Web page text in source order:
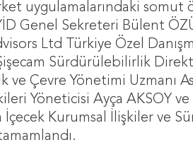
uygulamalarındaki somut
Genel Sekreteri Bülent
Ltd Türkiye Özel
Sürdürülebilirlik
Çevre Yönetimi Uzmanı
Yöneticisi Ayça AKSOY
İçecek Kurumsal İlişkiler ve